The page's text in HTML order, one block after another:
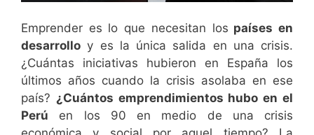
Emprender es lo que necesitan los países en
desarrollo y es la única salida en una crisis.
¿Cuántas iniciativas hubieron en España los
últimos años cuando la crisis asolaba en ese
país? ¿Cuántos emprendimientos hubo en el
Perú en los 90 en medio de una crisis